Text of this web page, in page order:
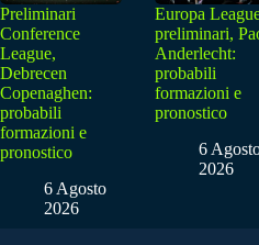
Preliminari
Conference
League,
Debrecen
Copenaghen:
probabili
formazioni e
pronostico
6 Agosto
2026
Europa
preliminari,
Anderlecht:
probabili
formazioni e
pronostico
6
2026